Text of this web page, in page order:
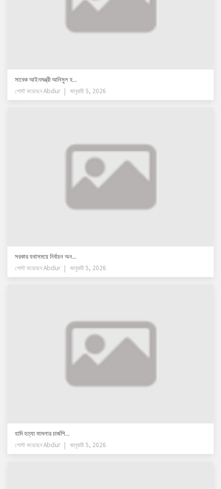
সাবেক আইনমন্ত্রী আনিসুল হ...
পোস্ট করেছেনAbdur জানুয়ারী 5, 2026
সরকার যথাসময়ে নির্বাচন অন...
পোস্ট করেছেনAbdur জানুয়ারী 5, 2026
হাদি হত্যা মামলার চার্জশি...
পোস্ট করেছেনAbdur জানুয়ারী 5, 2026